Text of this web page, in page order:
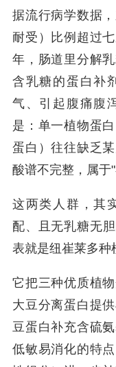
据流行病学数据
耐受）比例超过
年，肠道里分解
含乳糖的蛋白补
气、引起腹痛腹
是：单一植物蛋
蛋白）往往缺乏
酸谱不完整，属于"
这两类人群，其
配、且无乳糖无
表就是纽崔莱多种
它把三种优质植
大豆分离蛋白提
豆蛋白补充含硫
低敏易消化的特